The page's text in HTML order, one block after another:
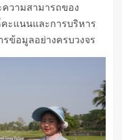
วามสามารถของ
ะแนนและการบริหาร
ข้อมูลอย่างครบวงจร